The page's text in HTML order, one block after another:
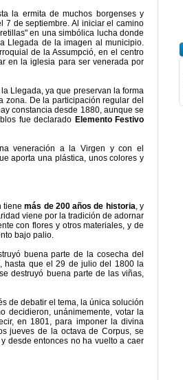
la ermita de muchos borgenses y
7 de septiembre. Al iniciar el camino
en una simbólica lucha donde
Llegada de la imagen al municipio.
de la Assumpció, en el centro
en la iglesia para ser venerada por
Llegada, ya que preservan la forma
zona. De la participación regular del
constancia desde 1880, aunque se
fue declarado Elemento Festivo
veneración a la Virgen y con el
aporta una plástica, unos colores y
tienemás de 200 años de historia, y
viene por la tradición de adornar
con flores y otros materiales, y de
bajo palio.
buena parte de la cosecha del
hasta que el 29 de julio del 1800 la
destruyó buena parte de las viñas,
de debatir el tema, la única solución
decidieron, unánimemente, votar la
en 1801, para imponer la divina
jueves de la octava de Corpus, se
y desde entonces no ha vuelto a caer